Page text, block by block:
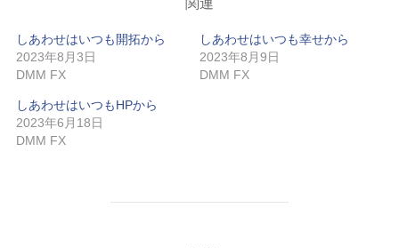
しあわせはいつも開拓から
2023年8月3日
DMM FX
しあわせはいつも幸せから
2023年8月9日
DMM FX
しあわせはいつもHPから
2023年6月18日
DMM FX